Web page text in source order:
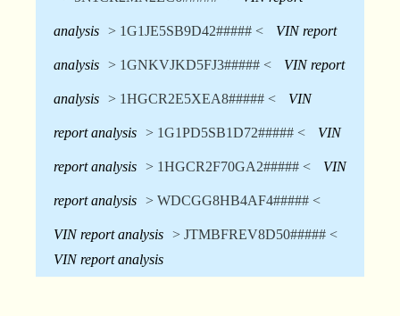
analysis > 1G1JE5SB9D42##### < VIN report
analysis > 1GNKVJKD5FJ3##### < VIN report
analysis > 1HGCR2E5XEA8##### < VIN
report analysis > 1G1PD5SB1D72##### < VIN
report analysis > 1HGCR2F70GA2##### < VIN
report analysis > WDCGG8HB4AF4##### <
VIN report analysis > JTMBFREV8D50##### <
VIN report analysis